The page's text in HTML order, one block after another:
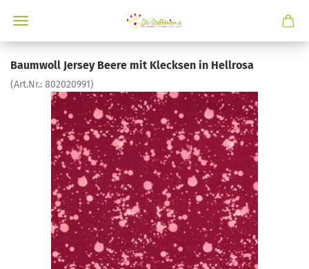
Baumwoll Jersey Beere mit Klecksen in Hellrosa
(Art.Nr.: 802020991)